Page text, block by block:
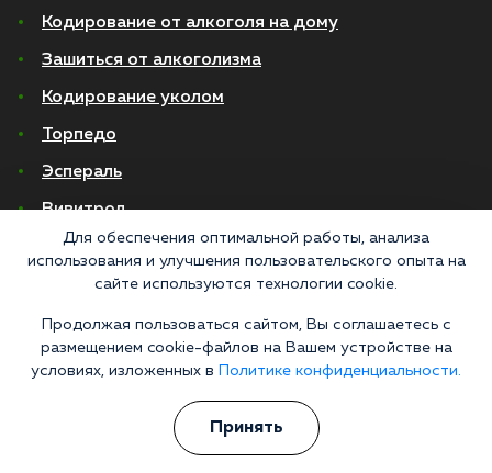
Кодирование от алкоголя на дому
Зашиться от алкоголизма
Кодирование уколом
Торпедо
Эспераль
Вивитрол
Кодирование двойной блок
Вывод из запоя в стационаре
Нарколог на дом
Капельница от запоя на дому
Капельница от запоя в стационаре
Капельница от похмелья
Для обеспечения оптимальной работы, анализа
использования и улучшения пользовательского опыта на
сайте используются технологии cookie.
Продолжая пользоваться сайтом, Вы соглашаетесь с
размещением cookie-файлов на Вашем устройстве на
условиях, изложенных в
Политике конфиденциальности.
Принять